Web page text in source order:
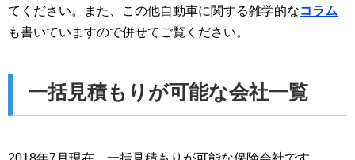
てください。また、この他自動車に関する雑学的なコラム
も書いていますので併せてご覧ください。
一括見積もりが可能な会社一覧